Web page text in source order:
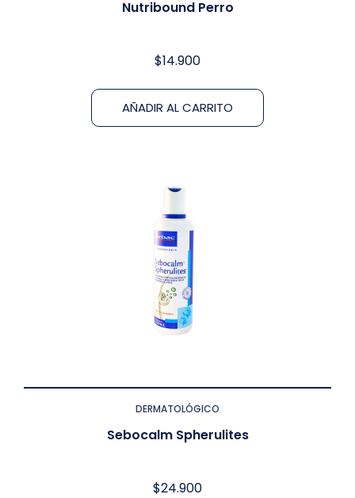
Nutribound Perro
$14.900
AÑADIR AL CARRITO
DERMATOLÓGICO
Sebocalm Spherulites
$24.900